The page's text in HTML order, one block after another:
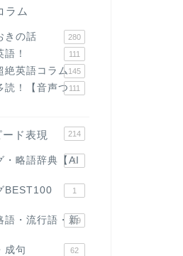
ラム
きの話 280
！ 111
絶英語コラム145
読！【音声つ 111
ド表現 214
・略語辞典【AI
1
BEST100
1
語・流行語・新
119
成句 62